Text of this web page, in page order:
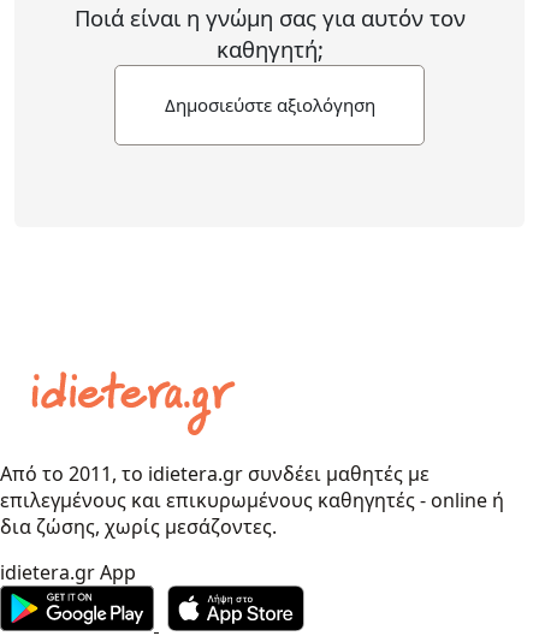
Ποιά είναι η γνώμη σας για αυτόν τον
καθηγητή;
Δημοσιεύστε αξιολόγηση
Από το 2011, το idietera.gr συνδέει μαθητές με
επιλεγμένους και επικυρωμένους καθηγητές - online ή
δια ζώσης, χωρίς μεσάζοντες.
idietera.gr App